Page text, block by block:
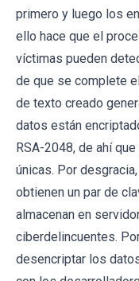
primero y luego los
ello hace que el
víctimas pueden
de que se complete
de texto creado
datos están
RSA-2048, de ahí
únicas. Por
obtienen un par de
almacenan en
ciberdelincuentes.
desencriptar los